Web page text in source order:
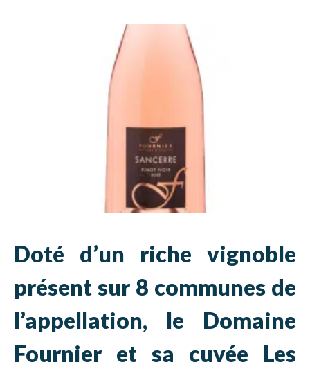
Doté d’un riche vignoble
présent sur 8 communes de
l’appellation, le Domaine
Fournier et sa cuvée Les